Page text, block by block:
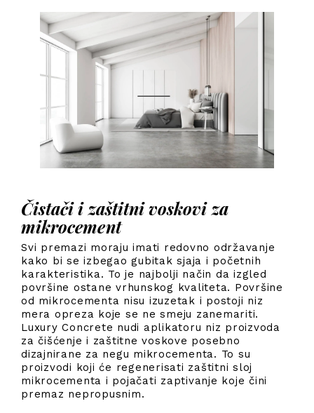
Čistači i zaštitni voskovi za
mikrocement
Svi premazi moraju imati redovno održavanje
kako bi se izbegao gubitak sjaja i početnih
karakteristika. To je najbolji način da izgled
površine ostane vrhunskog kvaliteta. Površine
od mikrocementa nisu izuzetak i postoji niz
mera opreza koje se ne smeju zanemariti.
Luxury Concrete nudi aplikatoru niz proizvoda
za čišćenje i zaštitne voskove posebno
dizajnirane za negu mikrocementa. To su
proizvodi koji će regenerisati zaštitni sloj
mikrocementa i pojačati zaptivanje koje čini
premaz nepropusnim.